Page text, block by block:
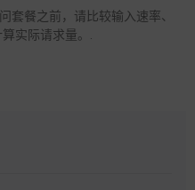
套餐之前，请比较输入速率、
实际请求量。.